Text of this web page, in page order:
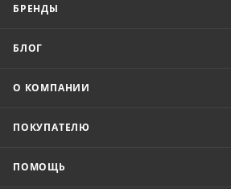
БРЕНДЫ
БЛОГ
О КОМПАНИИ
ПОКУПАТЕЛЮ
ПОМОЩЬ